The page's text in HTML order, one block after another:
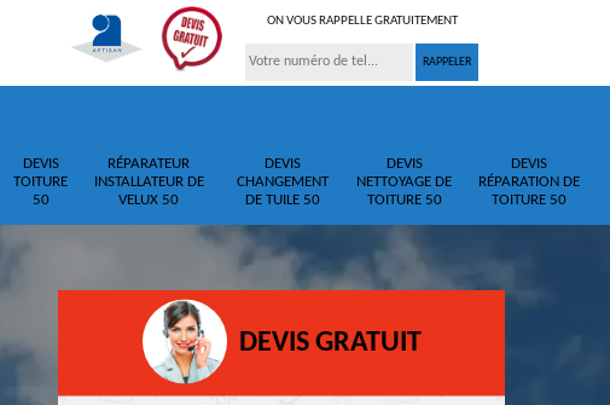
ON VOUS RAPPELLE GRATUITEMENT
DEVIS
TOITURE
50
RÉPARATEUR
INSTALLATEUR DE
VELUX 50
DEVIS
CHANGEMENT
DE TUILE 50
DEVIS
NETTOYAGE DE
TOITURE 50
DEVIS
RÉPARATION DE
TOITURE 50
DEVIS GRATUIT